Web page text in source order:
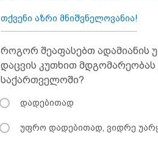
თქვენი აზრი მნიშვნელოვანია!
როგორ შეაფასებთ ადამიანის
დაცვის კუთხით
საქართველოში?
დადებითად
უფრო დადებითად, ვიდრე